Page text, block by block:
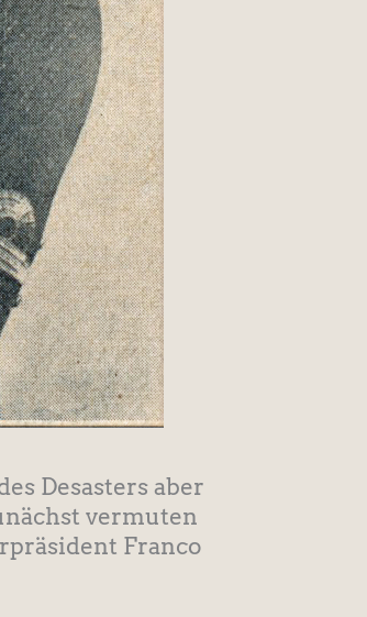
Desasters aber
vermuten
Franco